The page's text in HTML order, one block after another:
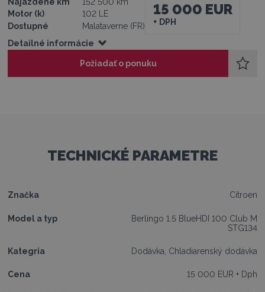
Motor (k)
102 LE
Dostupné
Malataverne (FR)
Detailné informácie
15 000 EUR
+ DPH
Požiadať o ponuku
TECHNICKÉ PARAMETRE
Značka Citroen
Model a typ
Berlingo 1.5 BlueHDI 100 Club M
STG134
Kategria Dodávka, Chladiarenský dodávka
Cena 15 000 EUR + Dph